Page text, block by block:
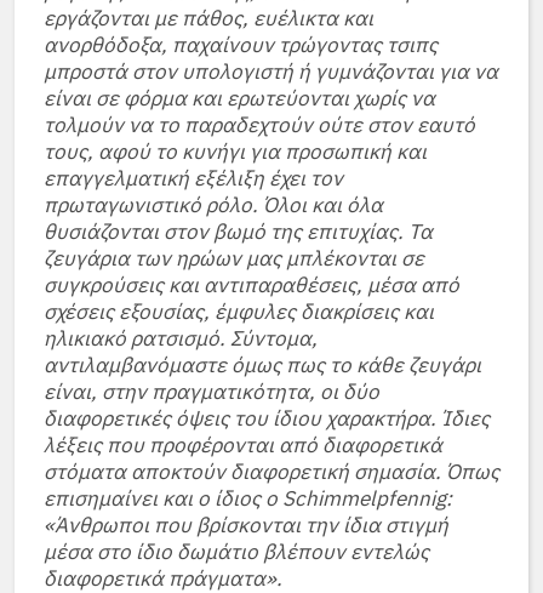
εργάζονται με πάθος, ευέλικτα και
ανορθόδοξα, παχαίνουν τρώγοντας τσιπς
μπροστά στον υπολογιστή ή γυμνάζονται για να
είναι σε φόρμα και ερωτεύονται χωρίς να
τολμούν να το παραδεχτούν ούτε στον εαυτό
τους, αφού το κυνήγι για προσωπική και
επαγγελματική εξέλιξη έχει τον
πρωταγωνιστικό ρόλο. Όλοι και όλα
θυσιάζονται στον βωμό της επιτυχίας. Τα
ζευγάρια των ηρώων μας μπλέκονται σε
συγκρούσεις και αντιπαραθέσεις, μέσα από
σχέσεις εξουσίας, έμφυλες διακρίσεις και
ηλικιακό ρατσισμό. Σύντομα,
αντιλαμβανόμαστε όμως πως το κάθε ζευγάρι
είναι, στην πραγματικότητα, οι δύο
διαφορετικές όψεις του ίδιου χαρακτήρα. Ίδιες
λέξεις που προφέρονται από διαφορετικά
στόματα αποκτούν διαφορετική σημασία. Όπως
επισημαίνει και ο ίδιος ο Schimmelpfennig:
«Άνθρωποι που βρίσκονται την ίδια στιγμή
μέσα στο ίδιο δωμάτιο βλέπουν εντελώς
διαφορετικά πράγματα».